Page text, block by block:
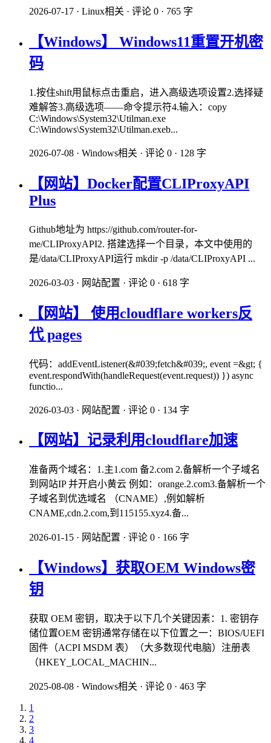
2026-07-17 · Linux相关 · 评论 0 · 765 字
【Windows】 Windows11重置开机密
码
1.按住shift用鼠标点击重启，进入高级选项设置2.选择疑
难解答3.高级选项——命令提示符4.输入：copy
C:\Windows\System32\Utilman.exe
C:\Windows\System32\Utilman.exeb...
2026-07-08 · Windows相关 · 评论 0 · 128 字
【网站】Docker配置CLIProxyAPI
Plus
Github地址为 https://github.com/router-for-
me/CLIProxyAPI2. 搭建选择一个目录，本文中使用的
是/data/CLIProxyAPI运行 mkdir -p /data/CLIProxyAPI ...
2026-03-03 · 网站配置 · 评论 0 · 618 字
【网站】 使用cloudflare workers反
代 pages
代码：addEventListener(&#039;fetch&#039;, event =&gt; {
event.respondWith(handleRequest(event.request)) }) async
functio...
2026-03-03 · 网站配置 · 评论 0 · 134 字
【网站】记录利用cloudflare加速
准备两个域名：1.主1.com 备2.com 2.备解析一个子域名
到网站IP 并开启小黄云 例如：orange.2.com3.备解析一个
子域名到优选域名 （CNAME）,例如解析
CNAME,cdn.2.com,到115155.xyz4.备...
2026-01-15 · 网站配置 · 评论 0 · 166 字
【Windows】获取OEM Windows密
钥
获取 ​​OEM 密钥​​，取决于以下几个关键因素：​​1. 密钥存
储位置​​OEM 密钥通常存储在以下位置之一：​​BIOS/UEFI
固件（ACPI MSDM 表）​​（大多数现代电脑）​​注册表​​
（HKEY_LOCAL_MACHIN...
2025-08-08 · Windows相关 · 评论 0 · 463 字
1
2
3
4